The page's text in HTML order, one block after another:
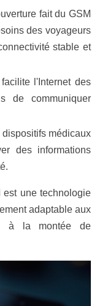
fait du GSM
des voyageurs
stable et
l'Internet des
de communiquer
médicaux
des informations
une technologie
adaptable aux
à la montée de